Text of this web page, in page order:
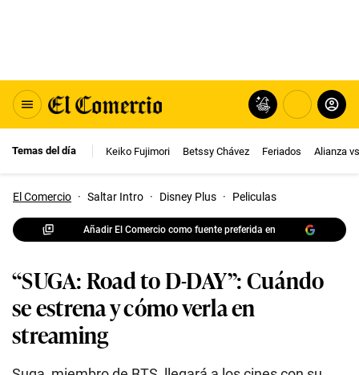
Temas del día Keiko Fujimori Betssy Chávez Feriados Alianza
El Comercio · Saltar Intro · Disney Plus · Peliculas
Añadir El Comercio como fuente preferida en
“SUGA: Road to D-DAY”: Cuándo
se estrena y cómo verla en
streaming